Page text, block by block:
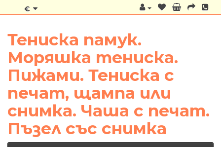
€
Тениска памук.
Моряшка тениска.
Пижами. Тениска с
печат, щампа или
снимка. Чаша с печат.
Пъзел със снимка